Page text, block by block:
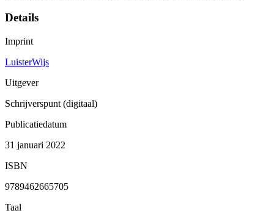
Details
Imprint
LuisterWijs
Uitgever
Schrijverspunt (digitaal)
Publicatiedatum
31 januari 2022
ISBN
9789462665705
Taal